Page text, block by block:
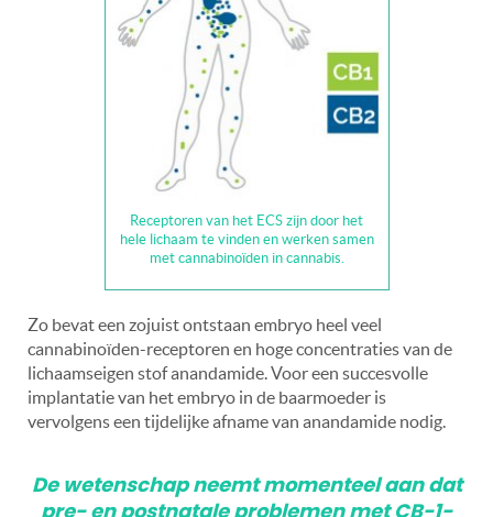
Receptoren van het ECS zijn door het
hele lichaam te vinden en werken samen
met cannabinoïden in cannabis.
Zo bevat een zojuist ontstaan embryo heel veel
cannabinoïden-receptoren en hoge concentraties van de
lichaamseigen stof anandamide. Voor een succesvolle
implantatie van het embryo in de baarmoeder is
vervolgens een tijdelijke afname van anandamide nodig.
De wetenschap neemt momenteel aan dat
pre- en postnatale problemen met CB-1-